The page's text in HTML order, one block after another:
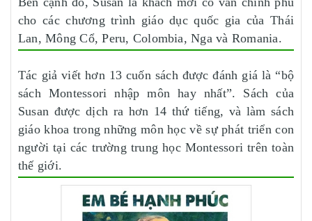
cho các chương trình giáo dục quốc gia của Thái
Lan, Mông Cổ, Peru, Colombia, Nga và Romania.
Tác giả viết hơn 13 cuốn sách được đánh giá là “bộ
sách Montessori nhập môn hay nhất”. Sách của
Susan được dịch ra hơn 14 thứ tiếng, và làm sách
giáo khoa trong những môn học về sự phát triển con
người tại các trường trung học Montessori trên toàn
thế giới.